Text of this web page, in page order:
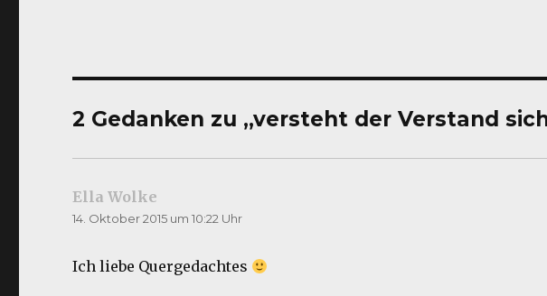
2 Gedanken zu „versteht der Verstand
Ella Wolke
14. Oktober 2015 um 10:22 Uhr
Ich liebe Quergedachtes